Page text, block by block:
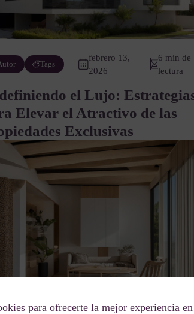
Tags
febrero 13,
2026
6 min de
lectura
el Lujo:
Elevar el Atractivo de las
Exclusivas
para ofrecerte la mejor experiencia